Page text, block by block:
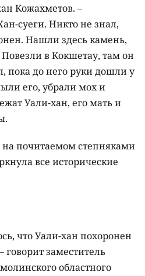
Кожахметов. –
суеги. Никто не знал,
Нашли здесь камень,
в Кокшетау, там он
пока до него руки дошли у
его, убрали мох и
Уали-хан, его мать и
почитаемом степняками
все исторические
что Уали-хан похоронен
заместитель
областного